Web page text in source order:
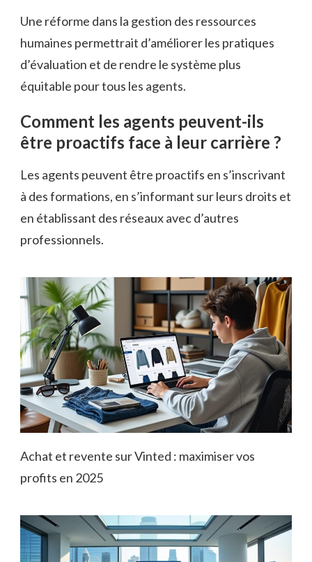
Une réforme dans la gestion des ressources
humaines permettrait d’améliorer les pratiques
d’évaluation et de rendre le système plus
équitable pour tous les agents.
Comment les agents peuvent-ils
être proactifs face à leur carrière ?
Les agents peuvent être proactifs en s’inscrivant
à des formations, en s’informant sur leurs droits et
en établissant des réseaux avec d’autres
professionnels.
Achat et revente sur Vinted : maximiser vos
profits en 2025